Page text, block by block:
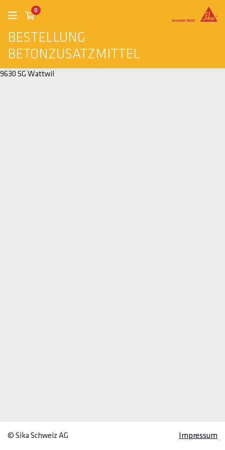
BESTELLUNG
BETONZUSATZMITTEL
0
9630 SG Wattwil
© Sika Schweiz AG Impressum